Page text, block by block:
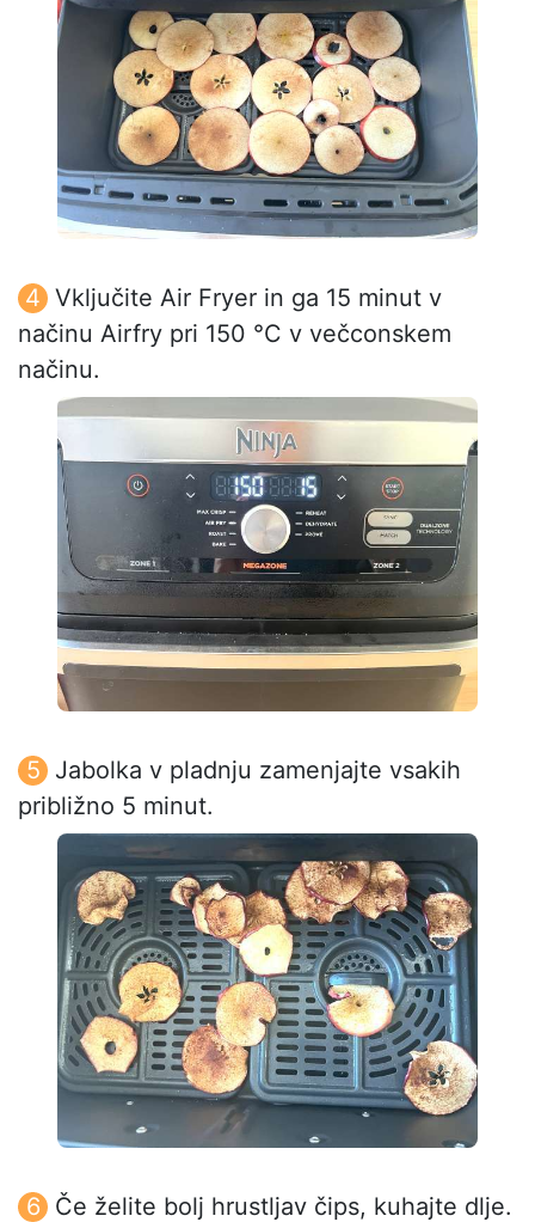
Vključite Air Fryer in ga 15 minut v
načinu Airfry pri 150 °C v večconskem
načinu.
Jabolka v pladnju zamenjajte vsakih
približno 5 minut.
Če želite bolj hrustljav čips, kuhajte dlje.